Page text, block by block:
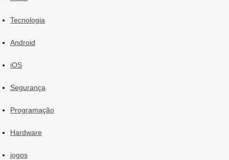
Tecnologia
Android
iOS
Segurança
Programação
Hardware
jogos